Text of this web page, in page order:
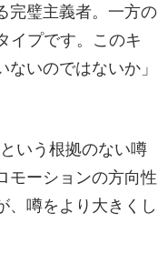
完璧主義者。一方の
イプです。このキ
いのではないか」
いう根拠のない噂
モーションの方向性
、噂をより大きくし